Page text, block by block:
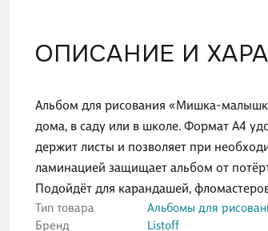
ОПИСАНИЕ И
Альбом для рисования «Мишка-
дома, в саду или в школе. Формат А4
держит листы и позволяет при
ламинацией защищает альбом от
Подойдёт для карандашей,
Тип товара
Альбомы для
Бренд
Listoff